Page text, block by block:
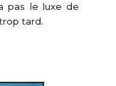
pas le luxe de
tard.